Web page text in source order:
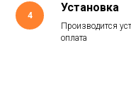
4
Установка
Производится
оплата